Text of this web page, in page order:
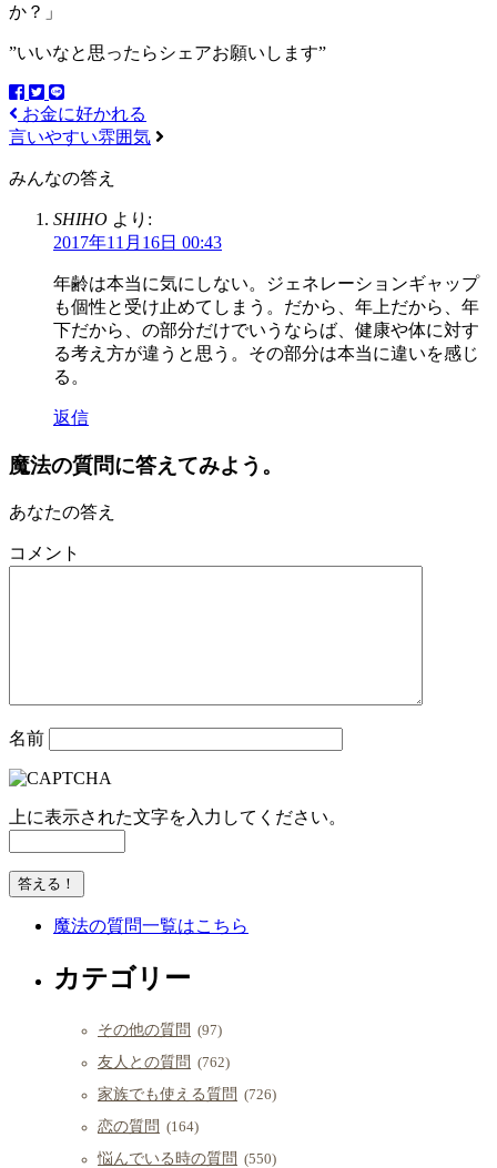
か？」
”いいなと思ったらシェアお願いします”
お金に好かれる
言いやすい雰囲気
みんなの答え
SHIHO より:
2017年11月16日 00:43
年齢は本当に気にしない。ジェネレーションギャップ
も個性と受け止めてしまう。だから、年上だから、年
下だから、の部分だけでいうならば、健康や体に対す
る考え方が違うと思う。その部分は本当に違いを感じ
る。
返信
魔法の質問に答えてみよう。
あなたの答え
コメント
名前
上に表示された文字を入力してください。
魔法の質問一覧はこちら
カテゴリー
その他の質問 (97)
友人との質問 (762)
家族でも使える質問 (726)
恋の質問 (164)
悩んでいる時の質問 (550)